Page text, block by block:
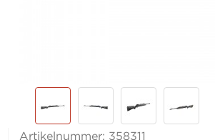
Artikelnummer: 358311